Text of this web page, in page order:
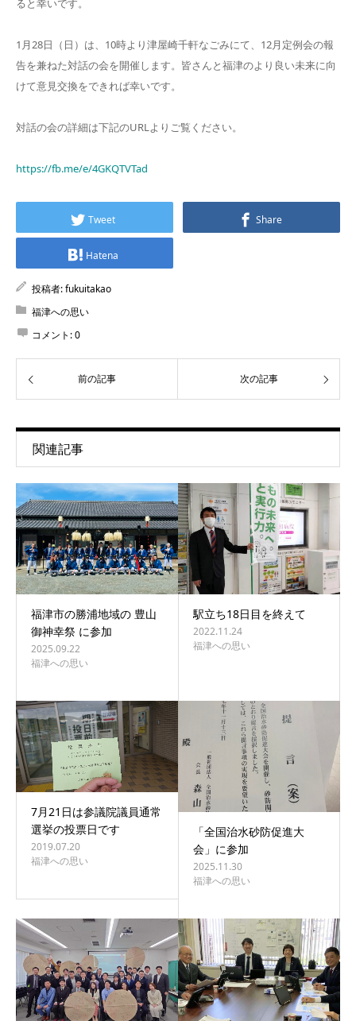
ると幸いです。
1月28日（日）は、10時より津屋崎千軒なごみにて、12月定例会の報
告を兼ねた対話の会を開催します。皆さんと福津のより良い未来に向
けて意見交換をできれば幸いです。
対話の会の詳細は下記のURLよりご覧ください。
https://fb.me/e/4GKQTVTad
Tweet Share
Hatena
投稿者:fukuitakao
福津への思い
コメント:0
前の記事 次の記事
関連記事
福津市の勝浦地域の 豊山
御神幸祭 に参加
2025.09.22
福津への思い
駅立ち18日目を終えて
2022.11.24
福津への思い
7月21日は参議院議員通常
選挙の投票日です
2019.07.20
福津への思い
「全国治水砂防促進大
会」に参加
2025.11.30
福津への思い